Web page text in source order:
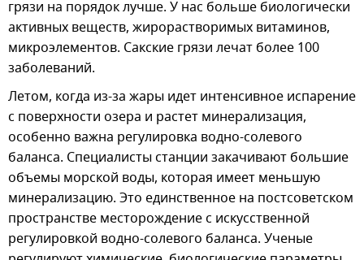
грязи на порядок лучше. У нас больше биологически
активных веществ, жирорастворимых витаминов,
микроэлементов. Сакские грязи лечат более 100
заболеваний.
Летом, когда из-за жары идет интенсивное испарение
с поверхности озера и растет минерализация,
особенно важна регулировка водно-солевого
баланса. Специалисты станции закачивают большие
объемы морской воды, которая имеет меньшую
минерализацию. Это единственное на постсоветском
пространстве месторождение с искусственной
регулировкой водно-солевого баланса. Ученые